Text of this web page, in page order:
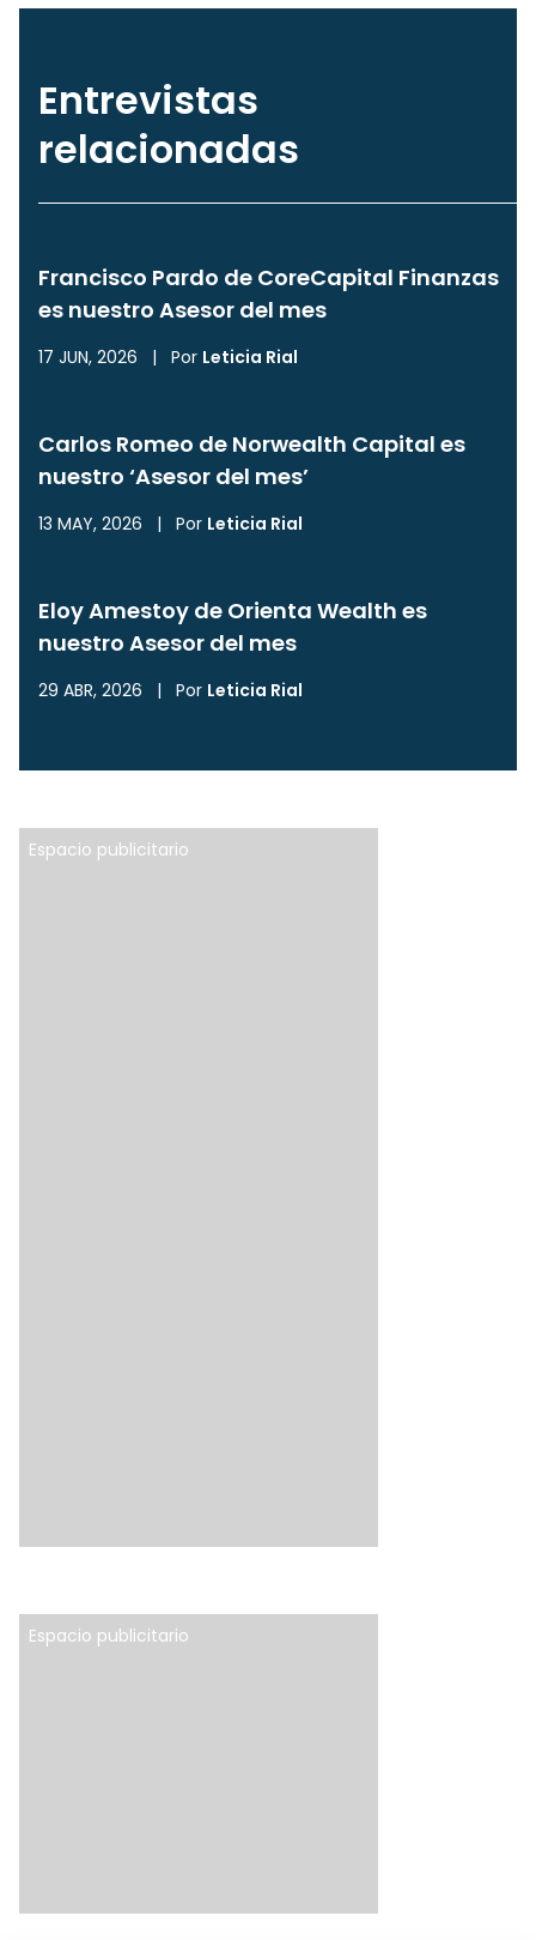
Entrevistas
relacionadas
Francisco Pardo de CoreCapital Finanzas
es nuestro Asesor del mes
17 JUN, 2026 | Por Leticia Rial
Carlos Romeo de Norwealth Capital es
nuestro ‘Asesor del mes’
13 MAY, 2026 | Por Leticia Rial
Eloy Amestoy de Orienta Wealth es
nuestro Asesor del mes
29 ABR, 2026 | Por Leticia Rial
Espacio publicitario
Espacio publicitario